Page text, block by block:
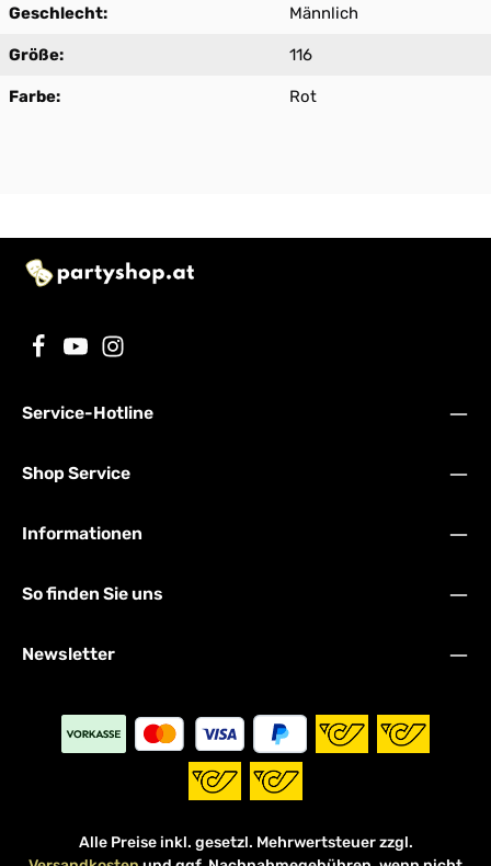
Geschlecht: Männlich
Größe: 116
Farbe: Rot
Service-Hotline
Shop Service
Informationen
So finden Sie uns
Newsletter
Alle Preise inkl. gesetzl. Mehrwertsteuer zzgl.